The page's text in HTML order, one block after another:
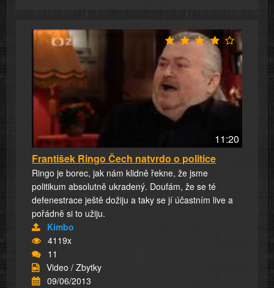
11:20
František Ringo Čech natvrdo o politice
Ringo je borec, jak nám klidně řekne, že jsme
politikum absolutně ukradený. Doufám, že se té
defenestrace ještě dožiju a taky se jí účastním live a
pořádně si to užiju.
Kimbo
4119x
11
Video / Zbytky
09/06/2013